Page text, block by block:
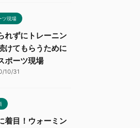
ツ現場
れずにトレーニン
けてもらうために
ポーツ現場
10/31
着目！ウォーミン